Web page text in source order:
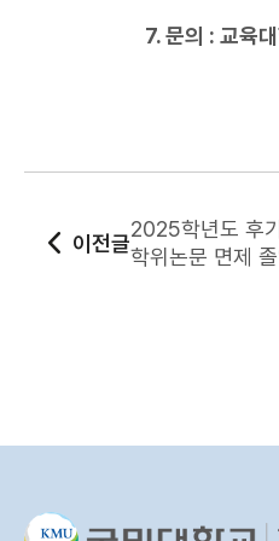
7. 문의 : 교육
이전글
2025학년도 후
학위논문 면제